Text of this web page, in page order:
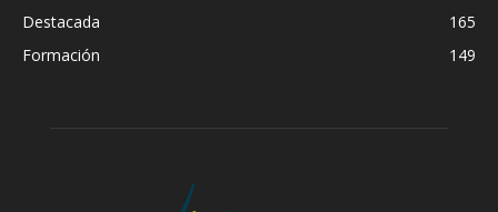
Destacada
165
Formación
149